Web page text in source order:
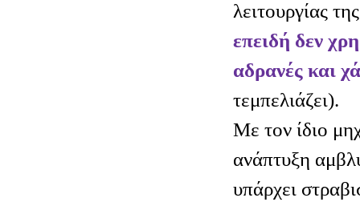
λειτουργίας
επειδή δεν
αδρανές και
τεμπελιάζει).
Με τον ίδιο
ανάπτυξη
υπάρχει